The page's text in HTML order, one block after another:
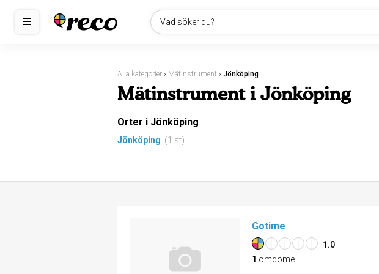
Vad söker du?
Alla kategorier › Mätinstrument › Jönköping
Mätinstrument i Jönköping
Orter i Jönköping
Jönköping (1 st)
Gotime
1.0
1 omdöme